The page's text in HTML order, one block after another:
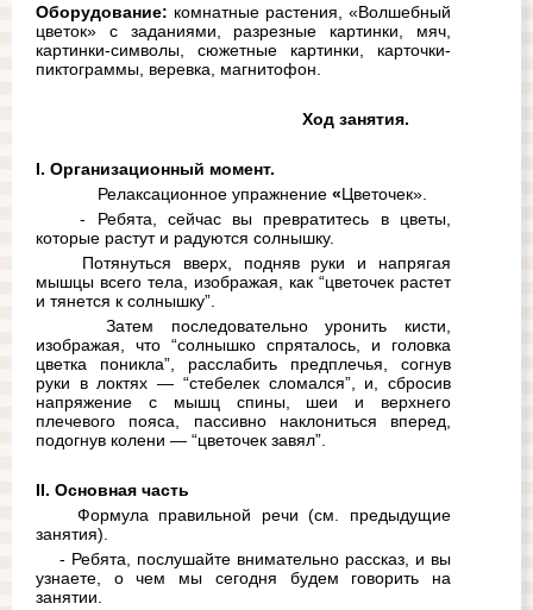
Оборудование: комнатные растения, «Волшебный
цветок» с заданиями, разрезные картинки, мяч,
картинки-символы, сюжетные картинки, карточки-
пиктограммы, веревка, магнитофон.
Ход занятия.
I. Организационный момент.
Релаксационное упражнение «Цветочек».
- Ребята, сейчас вы превратитесь в цветы,
которые растут и радуются солнышку.
Потянуться вверх, подняв руки и напрягая
мышцы всего тела, изображая, как “цветочек растет
и тянется к солнышку”.
Затем последовательно уронить кисти,
изображая, что “солнышко спряталось, и головка
цветка поникла”, расслабить предплечья, согнув
руки в локтях — “стебелек сломался”, и, сбросив
напряжение с мышц спины, шеи и верхнего
плечевого пояса, пассивно наклониться вперед,
подогнув колени — “цветочек завял”.
II. Основная часть
Формула правильной речи (см. предыдущие
занятия).
- Ребята, послушайте внимательно рассказ, и вы
узнаете, о чем мы сегодня будем говорить на
занятии.